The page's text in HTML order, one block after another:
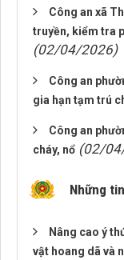
Công an xã
truyền, kiểm tra
(02/04/2026)
Công an
gia hạn tạm trú
Công an
cháy, nổ (02/
Những
Nâng cao ý
vật hoang dã và